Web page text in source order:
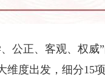
公正、客观、权威
维度出发，细分15